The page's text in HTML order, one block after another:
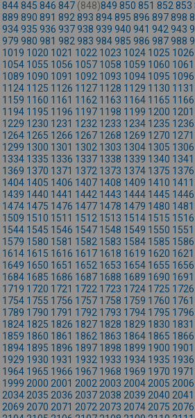
844845 846 847 (848)849 850 851 852 853
889 890 891 892 893 894895 896 897898
934935 936 937938 939 940 941 942 943
979 980 981 982 983 984985 986 987988
1019 1020 1021 1022 1023 1024 1025 1026
1054 1055 1056 1057 1058 1059 1060 1061
1089 1090 1091 1092 1093 1094 1095 1096
1124 1125 1126 1127 1128 1129 1130 1131
1159 1160 1161 1162 1163 1164 1165 1166
1194 1195 1196 1197 1198 1199 1200 1201
1229 1230 1231 1232 1233 1234 1235 1236
1264 1265 1266 1267 1268 1269 1270 1271
1299 1300 1301 1302 1303 1304 1305 1306
1334 1335 1336 1337 1338 1339 1340 1341
1369 1370 1371 1372 1373 1374 1375 1376
1404 1405 1406 1407 1408 1409 1410 1411
1439 1440 1441 1442 1443 1444 1445 1446
1474 1475 1476 1477 1478 1479 1480 1481
1509 1510 1511 1512 1513 1514 1515 1516
1544 1545 1546 1547 1548 1549 1550 1551
1579 1580 1581 1582 1583 1584 1585 1586
1614 1615 1616 1617 1618 1619 1620 1621
1649 1650 1651 1652 1653 1654 1655 1656
1684 1685 1686 1687 1688 1689 1690 1691
1719 1720 1721 1722 1723 1724 1725 1726
1754 1755 1756 1757 1758 1759 1760 1761
1789 1790 1791 1792 1793 1794 1795 1796
1824 1825 1826 1827 1828 1829 1830 1831
1859 1860 1861 1862 1863 1864 1865 1866
1894 1895 1896 1897 1898 1899 1900 1901
1929 1930 1931 1932 1933 1934 1935 1936
1964 1965 1966 1967 1968 1969 1970 1971
1999 2000 2001 2002 2003 2004 2005 2006
2034 2035 2036 2037 2038 2039 2040 2041
2069 2070 2071 2072 2073 2074 2075 2076